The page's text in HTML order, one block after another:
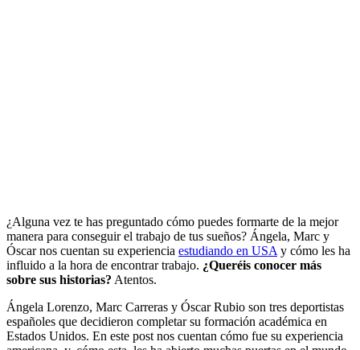
¿Alguna vez te has preguntado cómo puedes formarte de la mejor
manera para conseguir el trabajo de tus sueños? Ángela, Marc y
Óscar nos cuentan su experiencia estudiando en USA y cómo les ha
influido a la hora de encontrar trabajo. ¿Queréis conocer más
sobre sus historias? Atentos.
Ángela Lorenzo, Marc Carreras y Óscar Rubio son tres deportistas
españoles que decidieron completar su formación académica en
Estados Unidos. En este post nos cuentan cómo fue su experiencia